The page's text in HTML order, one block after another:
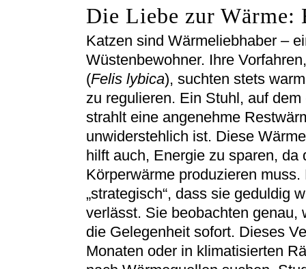
Die Liebe zur
Katzen sind Wärmeliebhaber –
Wüstenbewohner. Ihre
(Felis lybica), suchten stets
zu regulieren. Ein Stuhl, auf
strahlt eine angenehme
unwiderstehlich ist. Diese
hilft auch, Energie zu sparen, da
Körperwärme produzieren
„strategisch“, dass sie geduldig
verlässt. Sie beobachten genau,
die Gelegenheit sofort. Dieses
Monaten oder in klimatisierten